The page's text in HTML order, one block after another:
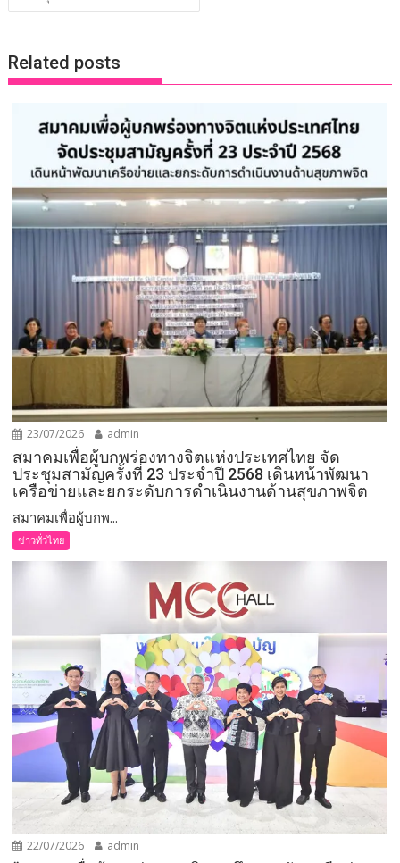
k k
Related posts
23/07/2026 admin
สมาคมเพื่อผู้บกพร่องทางจิตแห่งประเทศไทย จัด
ประชุมสามัญครั้งที่ 23 ประจำปี 2568 เดินหน้าพัฒนา
เครือข่ายและยกระดับการดำเนินงานด้านสุขภาพจิต
สมาคมเพื่อผู้บกพ...
ข่าวทั่วไทย
22/07/2026 admin